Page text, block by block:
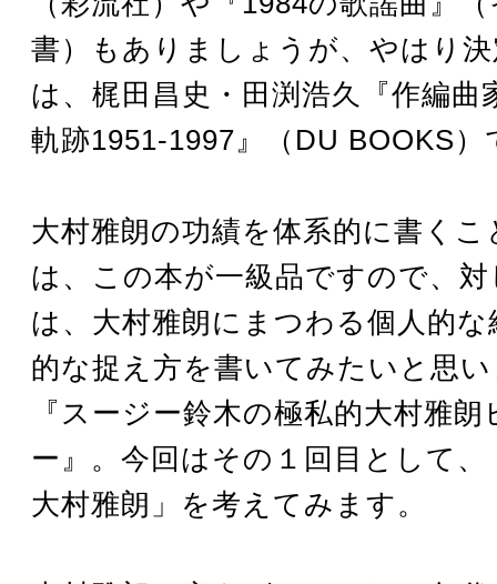
書）もありましょうが、やはり
は、梶田昌史・田渕浩久『作編曲
軌跡1951-1997』（DU BOOKS）
大村雅朗の功績を体系的に書く
は、この本が一級品ですので、
は、大村雅朗にまつわる個人的な
的な捉え方を書いてみたいと思
『スージー鈴木の極私的大村雅
ー』。今回はその１回目として、
大村雅朗」を考えてみます。